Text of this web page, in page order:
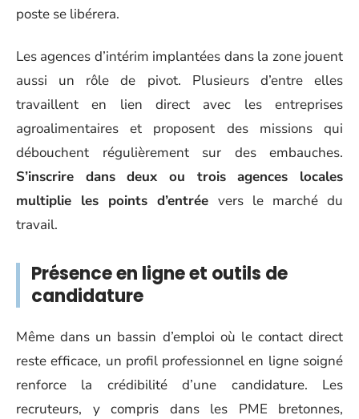
poste se libérera.
Les agences d’intérim implantées dans la zone jouent
aussi un rôle de pivot. Plusieurs d’entre elles
travaillent en lien direct avec les entreprises
agroalimentaires et proposent des missions qui
débouchent régulièrement sur des embauches.
S’inscrire dans deux ou trois agences locales
multiplie les points d’entrée vers le marché du
travail.
Présence en ligne et outils de
candidature
Même dans un bassin d’emploi où le contact direct
reste efficace, un profil professionnel en ligne soigné
renforce la crédibilité d’une candidature. Les
recruteurs, y compris dans les PME bretonnes,